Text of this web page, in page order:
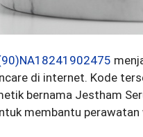
di internet. Kode
bernama Jestham
membantu